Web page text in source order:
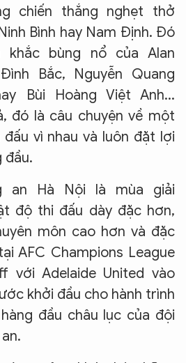
chiến thắng nghẹt thở
Bình hay Nam Định. Đó
khắc bùng nổ của Alan
Bắc, Nguyễn Quang
Bùi Hoàng Việt Anh...
đó là câu chuyện về một
vì nhau và luôn đặt lợi
đầu.
an Hà Nội là mùa giải
độ thi đấu dày đặc hơn,
môn cao hơn và đặc
AFC Champions League
với Adelaide United vào
khởi đầu cho hành trình
đầu châu lục của đội